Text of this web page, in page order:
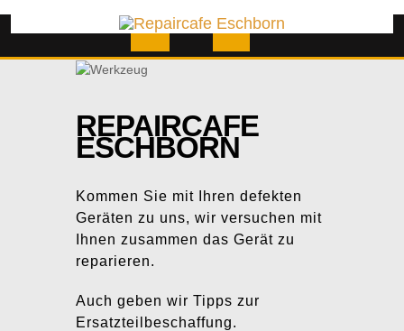
Button
REPAIRCAFE
ESCHBORN
Kommen Sie mit Ihren defekten
Geräten zu uns, wir versuchen mit
Ihnen zusammen das Gerät zu
reparieren.
Auch geben wir Tipps zur
Ersatzteilbeschaffung.